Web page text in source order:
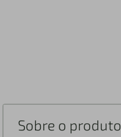
Sobre o produto